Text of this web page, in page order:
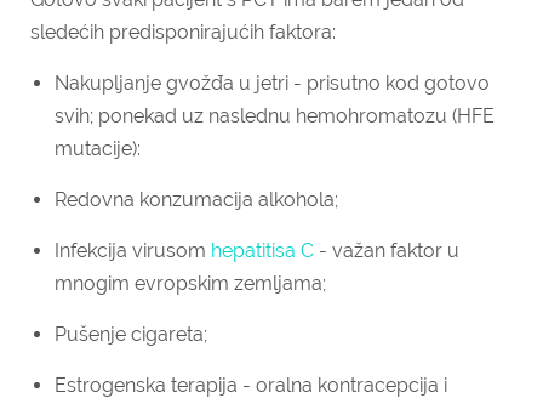
sledećih predisponirajućih faktora:
Nakupljanje gvožđa u jetri - prisutno kod gotovo
svih; ponekad uz naslednu hemohromatozu (HFE
mutacije):
Redovna konzumacija alkohola;
Infekcija virusom hepatitisa C - važan faktor u
mnogim evropskim zemljama;
Pušenje cigareta;
Estrogenska terapija - oralna kontracepcija i